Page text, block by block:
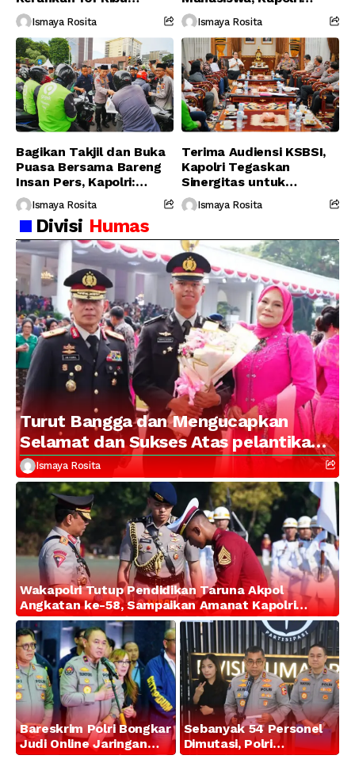
Personel Gabungan
Ismaya Rosita
Serukan Jaga
Persatuan-Dukung
Program Pemerintah
Ismaya Rosita
Bagikan Takjil dan Buka
Puasa Bersama Bareng
Insan Pers, Kapolri:
Suara Media Suara
Publik
Ismaya Rosita
Terima Audiensi KSBSI,
Kapolri Tegaskan
Sinergitas untuk
Perjuangkan Hak Buruh
Ismaya Rosita
Divisi Humas
Turut Bangga dan Mengucapkan
Selamat dan Sukses Atas pelantikan
Putra Brigjen Pol Drs, A.M Kamal.
Sebagai Perwira Polri Lulusan AKPOL
2026
Ismaya Rosita
Wakapolri Tutup Pendidikan Taruna Akpol
Angkatan ke-58, Sampaikan Amanat Kapolri
kepada 282 Capaja
Bareskrim Polri Bongkar
Judi Online Jaringan
Sebanyak 54 Personel
Dimutasi, Polri